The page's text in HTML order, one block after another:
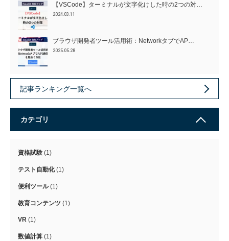
【VSCode】ターミナルが文字化けした時の2つの対…
2024.03.11
ブラウザ開発者ツール活用術：NetworkタブでAP…
2025.05.28
記事ランキング一覧へ
カテゴリ
資格試験 (1)
テスト自動化(1)
便利ツール(1)
教育コンテンツ (1)
VR (1)
数値計算 (1)